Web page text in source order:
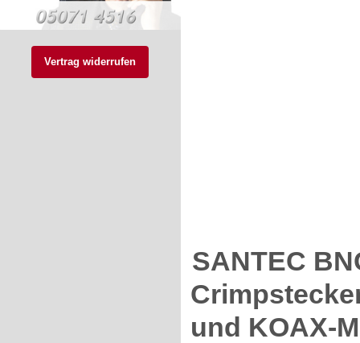
Vertrag widerrufen
SANTEC
und KOAX-